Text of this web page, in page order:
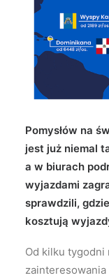
Wyszukiwanie
Pomysłów na
jest już niemal
a w biurach
wyjazdami
sprawdzili,
kosztują
Od kilku tygodni